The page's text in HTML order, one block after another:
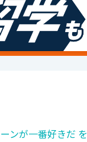
ンが一番好きだ